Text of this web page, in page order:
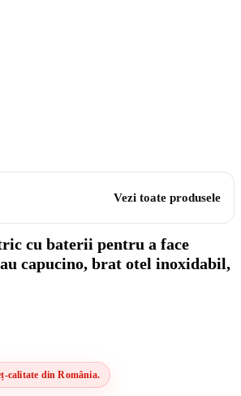
Vezi toate produsele
cu baterii pentru a face
capucino, brat otel inoxidabil,
calitate din România.